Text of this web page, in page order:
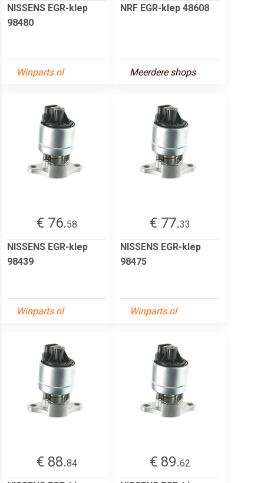
NISSENS EGR-klep
98480
Winparts.nl
NRF EGR-klep 48608
Meerdere shops
€ 76.58
NISSENS EGR-klep
98439
Winparts.nl
€ 77.33
NISSENS EGR-klep
98475
Winparts.nl
€ 88.84
€ 89.62